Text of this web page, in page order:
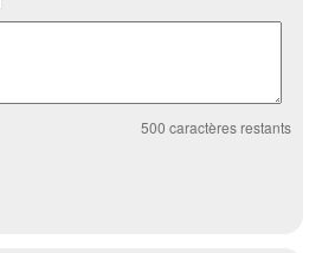
500 caractères restants